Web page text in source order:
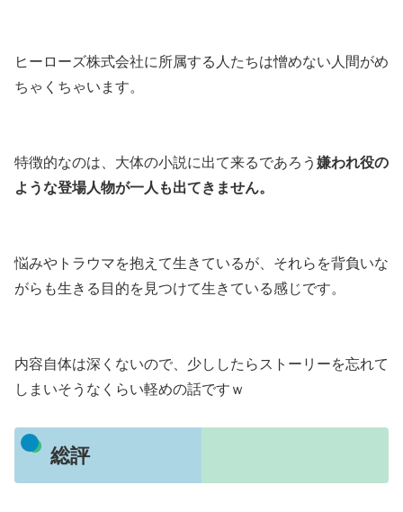
ヒーローズ株式会社に所属する人たちは憎めない人間がめ
ちゃくちゃいます。
特徴的なのは、大体の小説に出て来るであろう 嫌われ役の
ような登場人物が一人も出てきません。
悩みやトラウマを抱えて生きているが、それらを背負いな
がらも生きる目的を見つけて生きている感じです。
内容自体は深くないので、少ししたらストーリーを忘れて
しまいそうなくらい軽めの話ですｗ
総評